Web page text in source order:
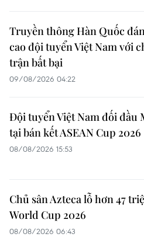
Truyền thông Hàn Quốc
cao đội tuyển Việt Nam với
trận bất bại
09/08/2026 04:22
Đội tuyển Việt Nam đối đầu
tại bán kết ASEAN Cup 2026
08/08/2026 15:53
Chủ sân Azteca lỗ hơn 47
World Cup 2026
08/08/2026 06:43